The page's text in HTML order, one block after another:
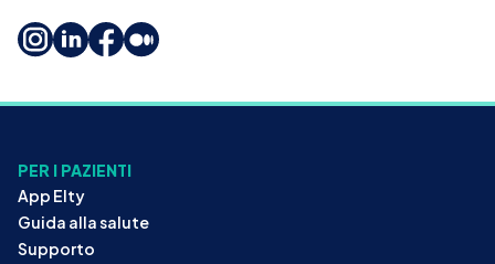
PER I PAZIENTI
App Elty
Guida alla salute
Supporto